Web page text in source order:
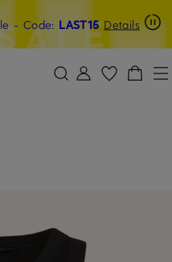
ZUM SUCHFELD ÜBERSPRINGEN
- Code: LAST15 Details
Beyond sichern